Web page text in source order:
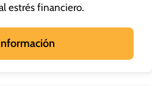
estrés financiero.